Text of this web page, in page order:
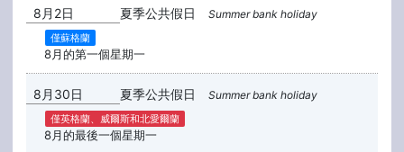
8月2日 夏季公共假日 Summer bank holiday
僅蘇格蘭
8月的第一個星期一
8月30日 夏季公共假日 Summer bank holiday
僅英格蘭、威爾斯和北愛爾蘭
8月的最後一個星期一